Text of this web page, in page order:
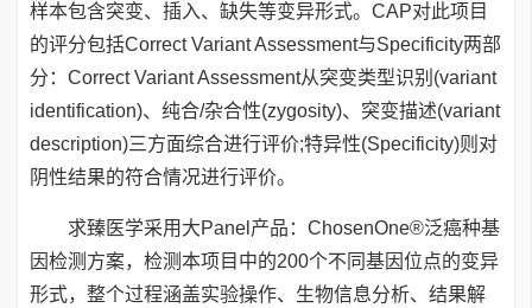
样本包含突变、插入、缺失等变异形式。CAP对此项目
的评分包括Correct Variant Assessment与Specificity两部
分：Correct Variant Assessment从突变类型识别(variant
identification)、纯合/杂合性(zygosity)、突变描述(variant
description)三方面综合进行评价;特异性(Specificity)则对
阴性结果的符合情况进行评价。
求臻医学采用大Panel产品：ChosenOne®泛癌种基
因检测方案，检测本项目中的200个不同基因位点的变异
形式，整个过程涵盖实验操作、生物信息分析、结果解